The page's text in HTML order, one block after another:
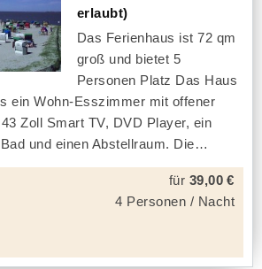
erlaubt)
Das Ferienhaus ist 72 qm
groß und bietet 5
Personen Platz Das Haus
ein Wohn-Esszimmer mit offener
Zoll Smart TV, DVD Player, ein
und einen Abstellraum. Die
für 39,00 €
4 Personen / Nacht